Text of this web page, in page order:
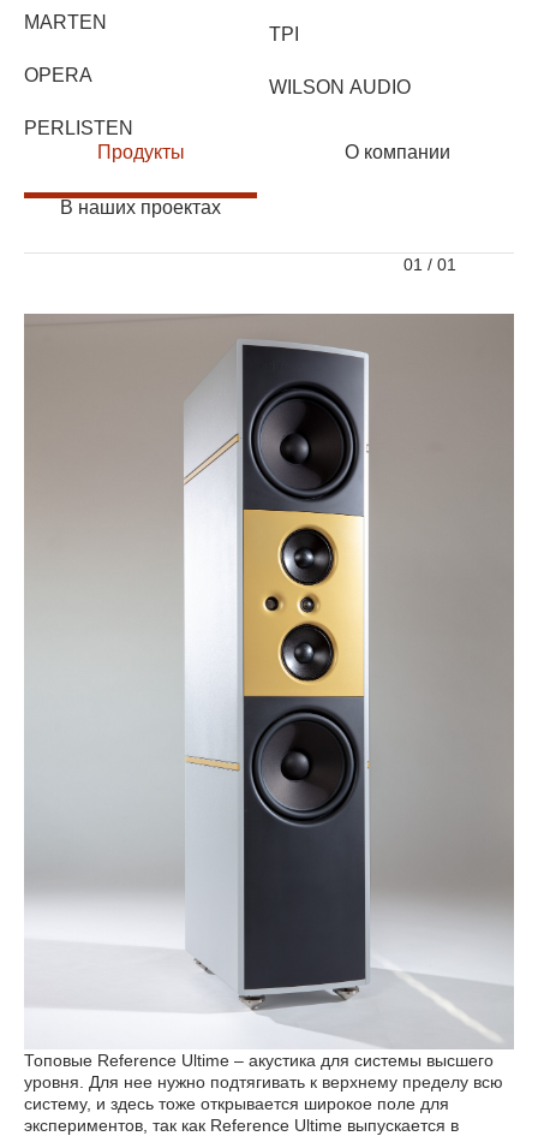
MARTEN
OPERA
PERLISTEN
TPI
WILSON AUDIO
Продукты О компании
В наших проектах
01 / 01
Топовые Reference Ultime – акустика для системы высшего
уровня. Для нее нужно подтягивать к верхнему пределу всю
систему, и здесь тоже открывается широкое поле для
экспериментов, так как Reference Ultime выпускается в